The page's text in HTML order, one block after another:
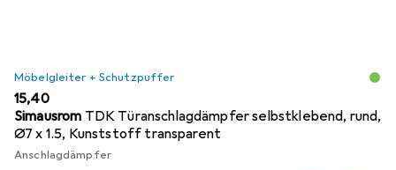
Möbelgleiter + Schutzpuffer
EUR
15,40
Simausrom TDK Türanschlagdämpfer selbstklebend, rund,
Ø7 x 1.5, Kunststoff transparent
Anschlagdämpfer